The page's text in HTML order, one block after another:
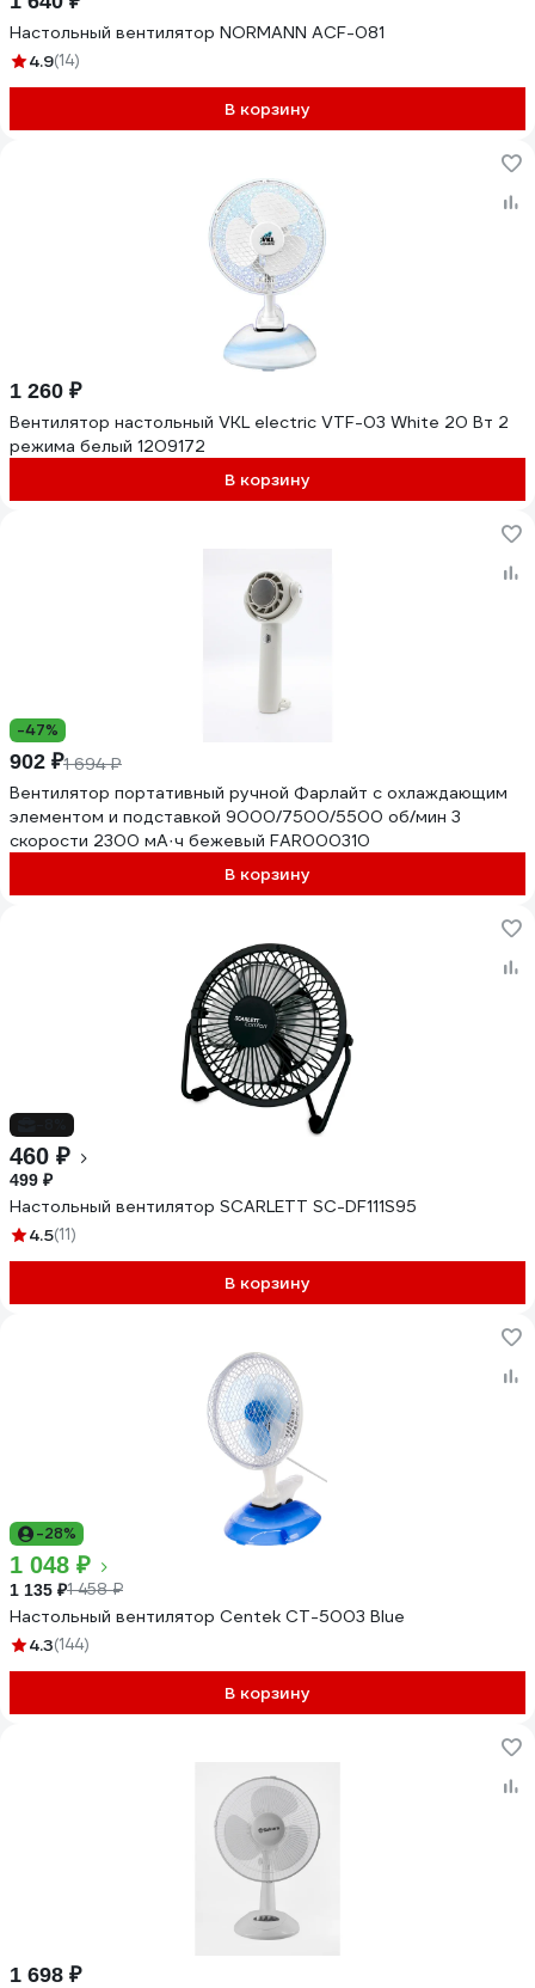
Настольный вентилятор NORMANN ACF-081
4.9(14)
В корзину
1 260 ₽
Вентилятор настольный VKL electric VTF-03 White 20 Вт 2
режима белый 1209172
В корзину
-47%
902 ₽1 694 ₽
Вентилятор портативный ручной Фарлайт с охлаждающим
элементом и подставкой 9000/7500/5500 об/мин 3
скорости 2300 мА·ч бежевый FAR000310
В корзину
460 ₽
499 ₽
Настольный вентилятор SCARLETT SC-DF111S95
4.5(11)
В корзину
-28%
1 048 ₽
1 135 ₽1 458 ₽
Настольный вентилятор Centek CT-5003 Blue
4.3(144)
В корзину
1 698 ₽